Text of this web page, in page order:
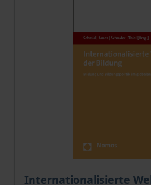
Internationalisierte
The price depends on the